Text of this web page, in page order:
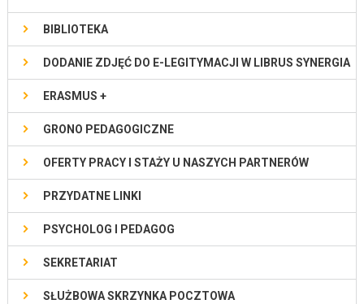
BIBLIOTEKA
DODANIE ZDJĘĆ DO E-LEGITYMACJI W LIBRUS SYNERGIA
ERASMUS +
GRONO PEDAGOGICZNE
OFERTY PRACY I STAŻY U NASZYCH PARTNERÓW
PRZYDATNE LINKI
PSYCHOLOG I PEDAGOG
SEKRETARIAT
SŁUŻBOWA SKRZYNKA POCZTOWA